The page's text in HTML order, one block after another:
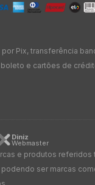
Pix, transferência
e cartões de
Diniz
Webmaster
e produtos referidos
ser marcas